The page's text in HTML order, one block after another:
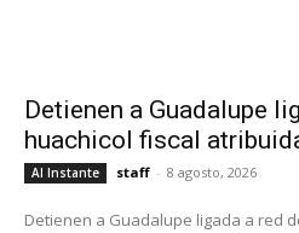
Detienen a Guadalupe
huachicol fiscal
Al Instante staff - 8 agosto, 2026
Detienen a Guadalupe ligada a red